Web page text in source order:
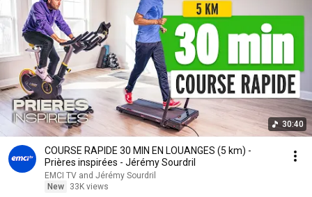
30:40
COURSE RAPIDE 30 MIN EN LOUANGES (5 km) -
Prières inspirées - Jérémy Sourdril
EMCI TV and Jérémy Sourdril
New
33K views